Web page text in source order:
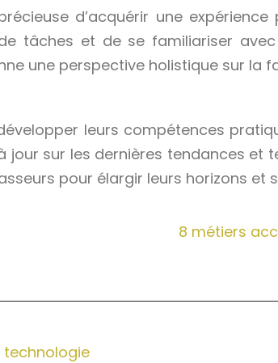
d’acquérir une
tâches et de se familiariser
une perspective holistique sur la
leurs compétences
sur les dernières tendances et
pour élargir leurs horizons et
8 métiers
technologie